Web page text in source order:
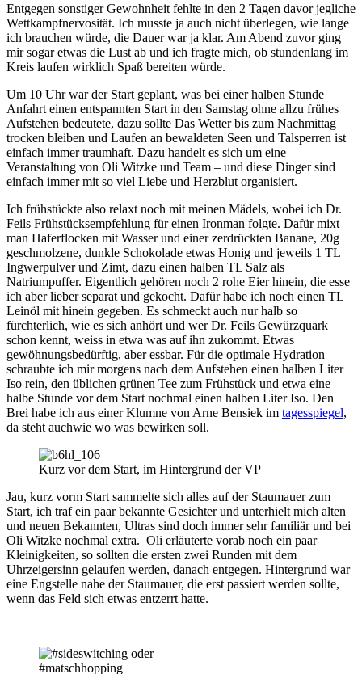
Entgegen sonstiger Gewohnheit fehlte in den 2 Tagen davor jegliche
Wettkampfnervosität. Ich musste ja auch nicht überlegen, wie lange
ich brauchen würde, die Dauer war ja klar. Am Abend zuvor ging
mir sogar etwas die Lust ab und ich fragte mich, ob stundenlang im
Kreis laufen wirklich Spaß bereiten würde.
Um 10 Uhr war der Start geplant, was bei einer halben Stunde
Anfahrt einen entspannten Start in den Samstag ohne allzu frühes
Aufstehen bedeutete, dazu sollte Das Wetter bis zum Nachmittag
trocken bleiben und Laufen an bewaldeten Seen und Talsperren ist
einfach immer traumhaft. Dazu handelt es sich um eine
Veranstaltung von Oli Witzke und Team – und diese Dinger sind
einfach immer mit so viel Liebe und Herzblut organisiert.
Ich frühstückte also relaxt noch mit meinen Mädels, wobei ich Dr.
Feils Frühstücksempfehlung für einen Ironman folgte. Dafür mixt
man Haferflocken mit Wasser und einer zerdrückten Banane, 20g
geschmolzene, dunkle Schokolade etwas Honig und jeweils 1 TL
Ingwerpulver und Zimt, dazu einen halben TL Salz als
Natriumpuffer. Eigentlich gehören noch 2 rohe Eier hinein, die esse
ich aber lieber separat und gekocht. Dafür habe ich noch einen TL
Leinöl mit hinein gegeben. Es schmeckt auch nur halb so
fürchterlich, wie es sich anhört und wer Dr. Feils Gewürzquark
schon kennt, weiss in etwa was auf ihn zukommt. Etwas
gewöhnungsbedürftig, aber essbar. Für die optimale Hydration
schraubte ich mir morgens nach dem Aufstehen einen halben Liter
Iso rein, den üblichen grünen Tee zum Frühstück und etwa eine
halbe Stunde vor dem Start nochmal einen halben Liter Iso. Den
Brei habe ich aus einer Klumne von Arne Bensiek im tagesspiegel,
da steht auchwie wo was bewirken soll.
Kurz vor dem Start, im Hintergrund der VP
Jau, kurz vorm Start sammelte sich alles auf der Staumauer zum
Start, ich traf ein paar bekannte Gesichter und unterhielt mich alten
und neuen Bekannten, Ultras sind doch immer sehr familiär und bei
Oli Witzke nochmal extra. Oli erläuterte vorab noch ein paar
Kleinigkeiten, so sollten die ersten zwei Runden mit dem
Uhrzeigersinn gelaufen werden, danach entgegen. Hintergrund war
eine Engstelle nahe der Staumauer, die erst passiert werden sollte,
wenn das Feld sich etwas entzerrt hatte.